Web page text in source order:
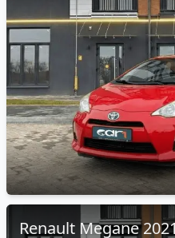
Renault Megane